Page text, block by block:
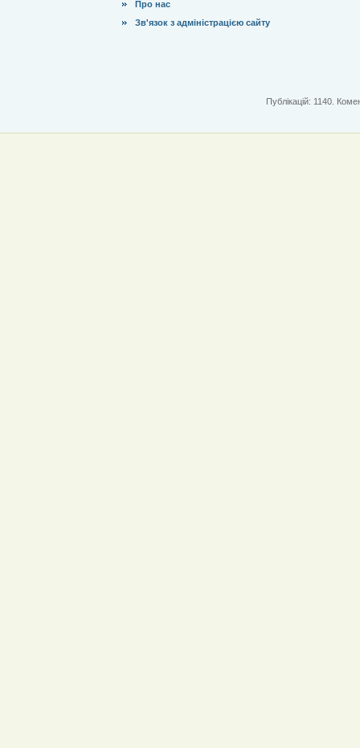
Про нас
Зв'язок з адміністрацією сайту
Публікацій: 1140.